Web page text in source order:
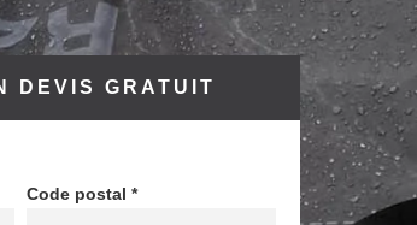
DEVIS GRATUIT
Code postal *